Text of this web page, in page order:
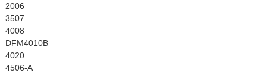
2006
3507
4008
DFM4010B
4020
4506-A